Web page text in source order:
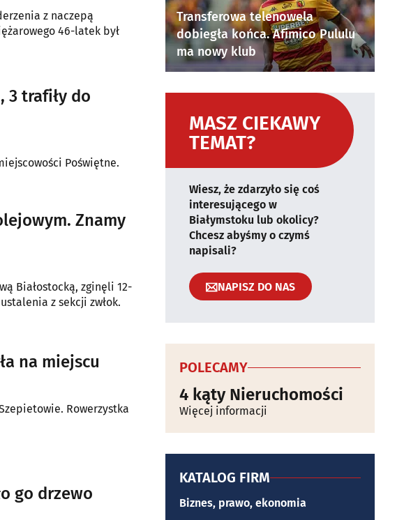
z naczepą
46-latek był
3 trafiły do
Poświętne.
Znamy
Białostocką, zginęli 12-
z sekcji zwłok.
na miejscu
Rowerzystka
go drzewo
Transferowa telenowela
dobiegła końca. Afimico Pululu
ma nowy klub
MASZ CIEKAWY
TEMAT?
Wiesz, że zdarzyło się coś
interesującego w
Białymstoku lub okolicy?
Chcesz abyśmy o czymś
napisali?
NAPISZ DO NAS
POLECAMY
4 kąty Nieruchomości
Więcej informacji
KATALOG FIRM
Biznes, prawo, ekonomia